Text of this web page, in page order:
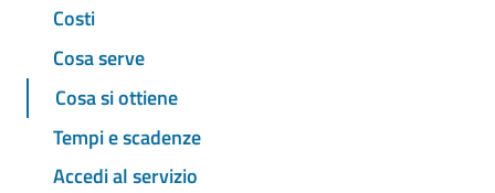
Costi
Cosa serve
Cosa si ottiene
Tempi e scadenze
Accedi al servizio